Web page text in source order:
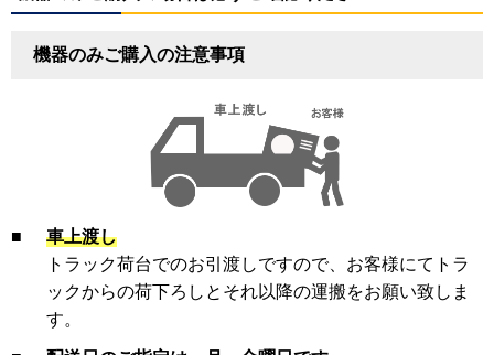
機器のみご購入の注意事項
■
車上渡し
トラック荷台でのお引渡しですので、お客様にてトラ
ックからの荷下ろしとそれ以降の運搬をお願い致しま
す。